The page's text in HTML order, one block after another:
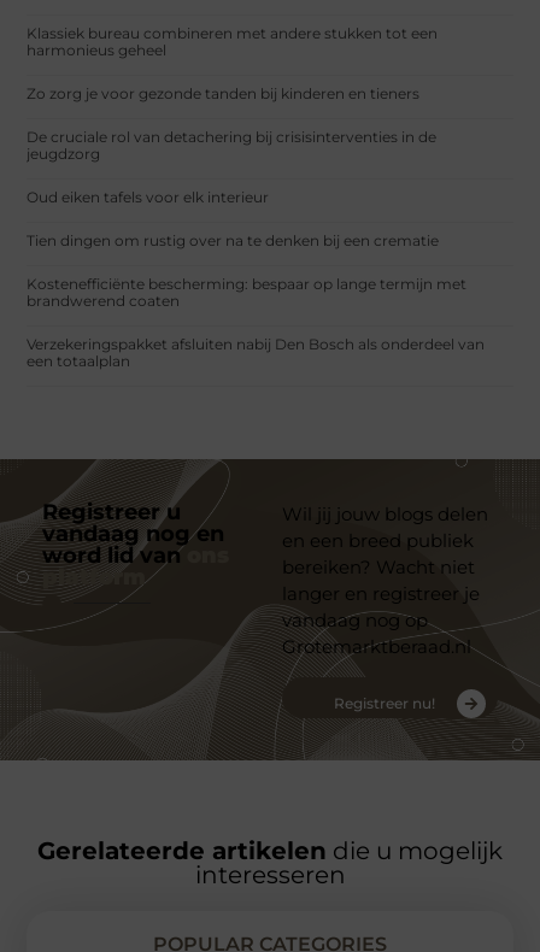
Klassiek bureau combineren met andere stukken tot een
harmonieus geheel
Zo zorg je voor gezonde tanden bij kinderen en tieners
De cruciale rol van detachering bij crisisinterventies in de
jeugdzorg
Oud eiken tafels voor elk interieur
Tien dingen om rustig over na te denken bij een crematie
Kostenefficiënte bescherming: bespaar op lange termijn met
brandwerend coaten
Verzekeringspakket afsluiten nabij Den Bosch als onderdeel van
een totaalplan
Registreer u
vandaag nog en
word lid van
platform
Wil jij jouw blogs delen
en een breed publiek
bereiken? Wacht niet
langer en registreer je
vandaag nog op
Grotemarktberaad.nl
Registreer nu!
Gerelateerde artikelen die u mogelijk
interesseren
POPULAR CATEGORIES